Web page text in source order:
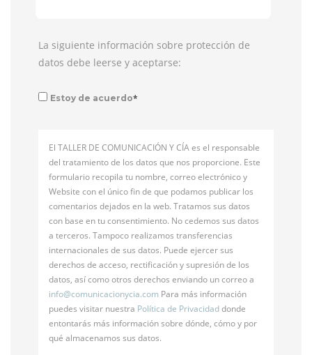
La siguiente información sobre protección de
datos debe leerse y aceptarse:
Estoy de acuerdo*
El TALLER DE COMUNICACIÓN Y CÍA es el responsable
del tratamiento de los datos que nos proporcione. Este
formulario recopila tu nombre, correo electrónico y
Website con el único fin de que podamos publicar los
comentarios dejados en la web. Tratamos sus datos
con base en tu consentimiento. No cedemos sus datos
a terceros. Tampoco realizamos transferencias
internacionales de sus datos. Puede ejercer sus
derechos de acceso, rectificación y supresión de los
datos, así como otros derechos enviando un correo a
info@comunicacionycia.com Para más información
puedes visitar nuestra Política de Privacidaddonde
entontarás más información sobre dónde, cómo y por
qué almacenamos sus datos.